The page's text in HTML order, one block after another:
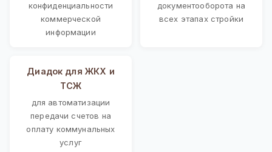
конфиденциальности
коммерческой
информации
документооборота на
всех этапах стройки
Диадок для ЖКХ и
ТСЖ
для автоматизации
передачи счетов на
оплату коммунальных
услуг